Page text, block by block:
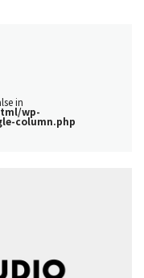
in
wp-
column.php